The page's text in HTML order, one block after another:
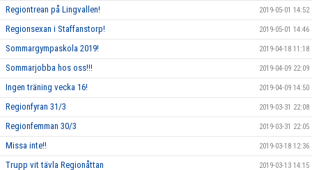
Regiontrean på Lingvallen! 2019-05-01 14:52
Regionsexan i Staffanstorp! 2019-05-01 14:46
Sommargympaskola 2019! 2019-04-18 11:18
Sommarjobba hos oss!!! 2019-04-09 22:09
Ingen träning vecka 16! 2019-04-09 14:50
Regionfyran 31/3 2019-03-31 22:08
Regionfemman 30/3 2019-03-31 22:05
Missa inte!! 2019-03-18 12:36
Trupp vit tävla Regionåttan 2019-03-13 14:15